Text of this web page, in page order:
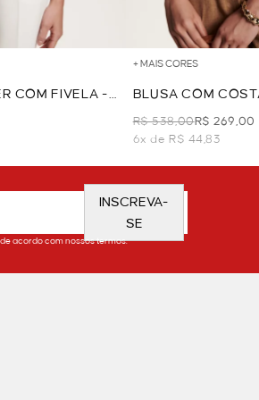
COM FIVELA -
+ MAIS CORES
BLUSA COM
CROCHET -
R$ 538,00R$ 269,00
6x de R$ 44,83
INSCREVA-
SE
acordo com nossos termos.